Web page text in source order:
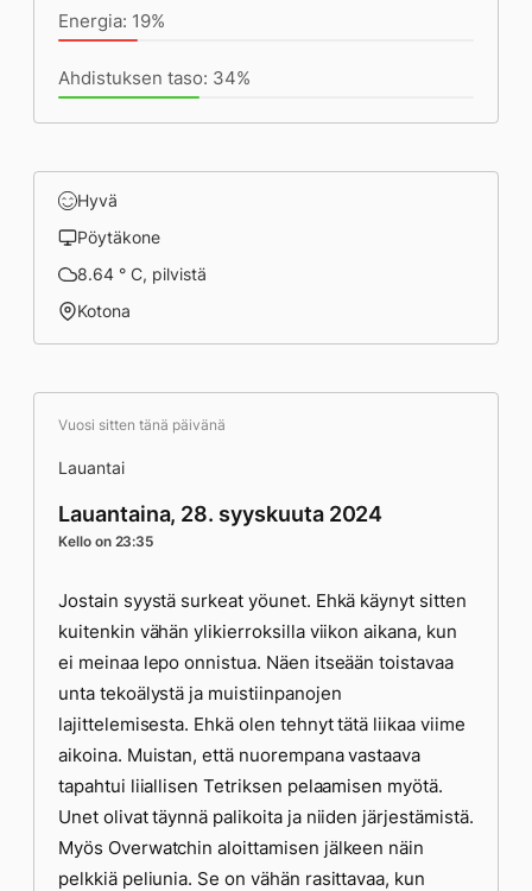
Energia: 19%
Ahdistuksen taso: 34%
Hyvä
Pöytäkone
8.64 ° C, pilvistä
Kotona
Vuosi sitten tänä päivänä
Lauantai
Lauantaina, 28. syyskuuta 2024
Kello on 23:35
Jostain syystä surkeat yöunet. Ehkä käynyt sitten
kuitenkin vähän ylikierroksilla viikon aikana, kun
ei meinaa lepo onnistua. Näen itseään toistavaa
unta tekoälystä ja muistiinpanojen
lajittelemisesta. Ehkä olen tehnyt tätä liikaa viime
aikoina. Muistan, että nuorempana vastaava
tapahtui liiallisen Tetriksen pelaamisen myötä.
Unet olivat täynnä palikoita ja niiden järjestämistä.
Myös Overwatchin aloittamisen jälkeen näin
pelkkiä peliunia. Se on vähän rasittavaa, kun